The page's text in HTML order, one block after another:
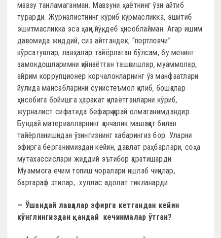
мавзу танламаганман. Мавзуни ҳаётнинг ўзи айтиб
турарди. Журналистнинг кўриб кўрмасликка, эшитиб
эшитмасликка эса ҳаққи йўқ, деб ҳисоблайман. Агар ишим
давомида жиддий, сиз айтгандек, “портловчи”
кўрсатувлар, лавҳалар тайёрлаган бўлсам, бу менинг
замондошларимни қийнаётган ташвишлар, муаммолар,
айрим коррупционер корчалонларнинг ўз манфаатлари
йўлида мансабларини суиистеъмол қилиб, бошқалар
ҳисобига бойишга ҳаракат қилаётганларни кўриб,
журналист сифатида бефарқ қарай олмаганимдандир.
Бундай материалларнинг қанчалик машаққат билан
тайёрланишидан ўзингизнинг хабарингиз бор. Уларни
эфирга берганимиздан кейин, давлат раҳбарлари, соҳа
мутахассислари жиддий эътибор қаратишарди.
Муаммога ечим топиш чоралари ишлаб чиқилар,
бартараф этилар, хуллас адолат тикланарди.
— Ўшандай лавҳалар эфирга кетгандан кейин
кўнглингиздан қандай кечинмалар ўтган?